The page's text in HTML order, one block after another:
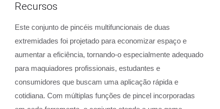
Recursos
Este conjunto de pincéis multifuncionais de duas
extremidades foi projetado para economizar espaço e
aumentar a eficiência, tornando-o especialmente adequado
para maquiadores profissionais, estudantes e
consumidores que buscam uma aplicação rápida e
cotidiana. Com múltiplas funções de pincel incorporadas